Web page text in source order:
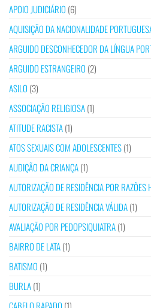
APOIO JUDICIÁRIO (6)
AQUISIÇÃO DA NACIONALIDADE
ARGUIDO DESCONHECEDOR DA LÍNGUA
ARGUIDO ESTRANGEIRO (2)
ASILO (3)
ASSOCIAÇÃO RELIGIOSA(1)
ATITUDE RACISTA(1)
ATOS SEXUAIS COM ADOLESCENTES(1)
AUDIÇÃO DA CRIANÇA(1)
AUTORIZAÇÃO DE RESIDÊNCIA POR RAZÕES
AUTORIZAÇÃO DE RESIDÊNCIA VÁLIDA(1)
AVALIAÇÃO POR PEDOPSIQUIATRA(1)
BAIRRO DE LATA(1)
BATISMO (1)
BURLA(1)